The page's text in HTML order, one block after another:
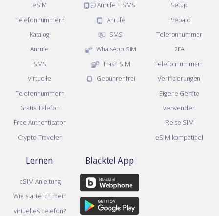
eSIM
Telefonnummern
Katalog
Anrufe
SMS
Virtuelle
Telefonnummern
Gratis Telefon
Free Authenticator
Crypto Traveler
Anrufe + SMS
Anrufe
SMS
WhatsApp SIM
Trash SIM
Gebührenfrei
Setup
Prepaid
Telefonnummer
2FA
Telefonnummern
Verifizierungen
Eigene Geräte
verwenden
Reise SIM
eSIM kompatibel
Lernen
eSIM Anleitung
Wie starte ich mein
virtuelles Telefon?
Blacktel App